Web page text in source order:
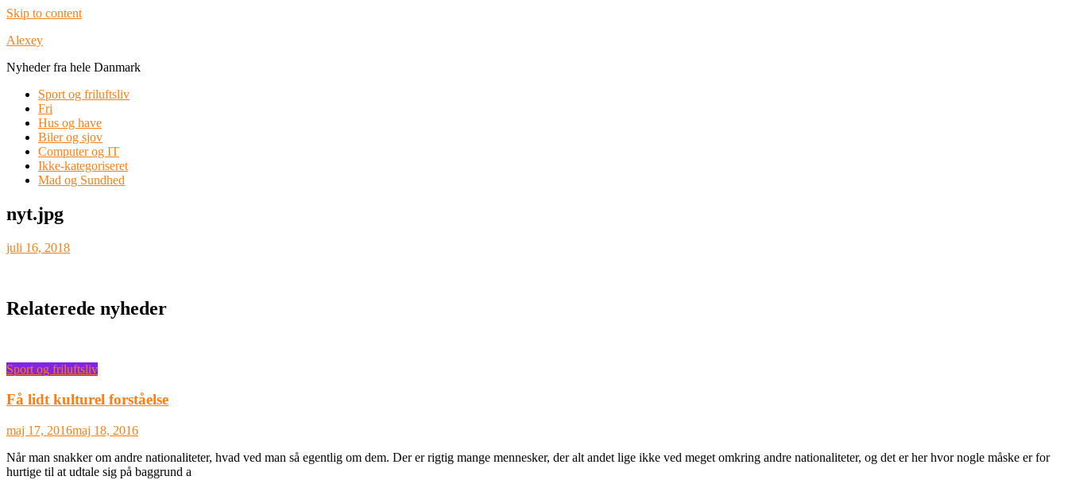
Skip to content
Alexey
Nyheder fra hele Danmark
Sport og friluftsliv
Fri
Hus og have
Biler og sjov
Computer og IT
Ikke-kategoriseret
Mad og Sundhed
nyt.jpg
juli 16, 2018
Relaterede nyheder
Sport og friluftsliv
Få lidt kulturel forståelse
maj 17, 2016maj 18, 2016
Når man snakker om andre nationaliteter, hvad ved man så egentlig om dem. Der er rigtig mange mennesker, der alt andet lige ikke ved meget omkring andre nationaliteter, og det er her hvor nogle måske er for
hurtige til at udtale sig på baggrund a